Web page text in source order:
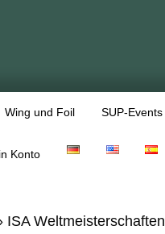
Wing und Foil SUP-Events
Konto
ISA